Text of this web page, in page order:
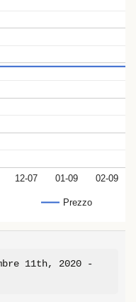
Prezzo
12-07 01-09 02-09
11th, 2020 -